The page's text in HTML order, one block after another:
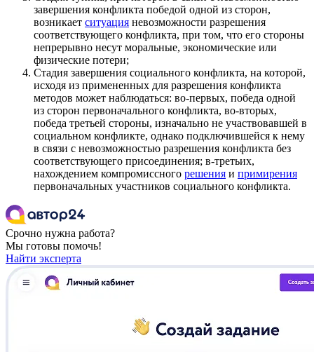
завершения конфликта победой одной из сторон,
возникает ситуация невозможности разрешения
соответствующего конфликта, при том, что его стороны
непрерывно несут моральные, экономические или
физические потери;
Стадия завершения социального конфликта, на которой,
исходя из примененных для разрешения конфликта
методов может наблюдаться: во-первых, победа одной
из сторон первоначального конфликта, во-вторых,
победа третьей стороны, изначально не участвовавшей в
социальном конфликте, однако подключившейся к нему
в связи с невозможностью разрешения конфликта без
соответствующего присоединения; в-третьих,
нахождением компромиссного решения и примирения
первоначальных участников социального конфликта.
Срочно нужна работа?
Мы готовы помочь!
Найти эксперта